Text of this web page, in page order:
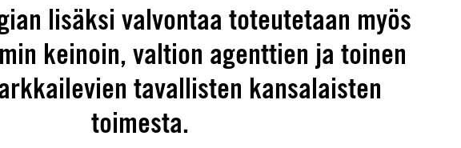
lisäksi valvontaa toteutetaan myös
keinoin, valtion agenttien ja toinen
tavallisten kansalaisten
toimesta.